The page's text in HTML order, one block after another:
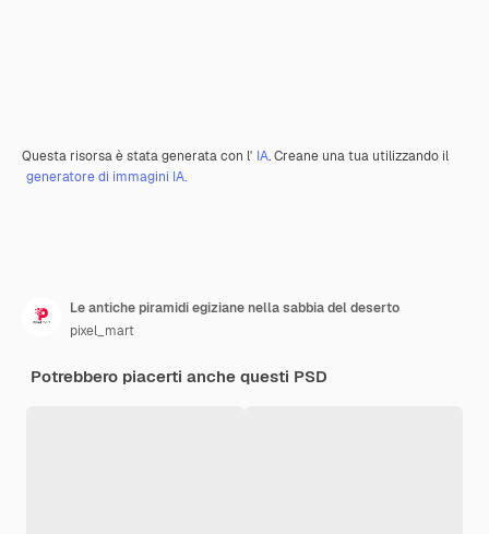
Questa risorsa è stata generata con l' IA. Creane una tua utilizzando il
generatore di immagini IA.
Le antiche piramidi egiziane nella sabbia del deserto
pixel_mart
Potrebbero piacerti anche questi PSD